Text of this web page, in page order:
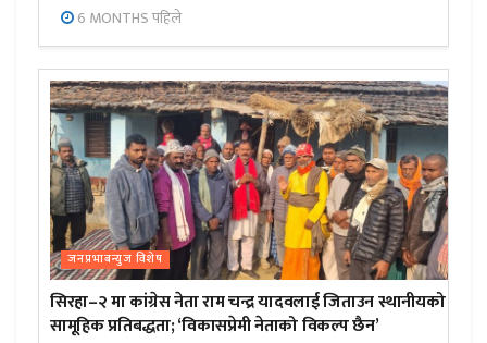
6 MONTHS पहिले
जनप्रभाबन्युज विशेष
सिरहा–२ मा कांग्रेस नेता राम चन्द्र यादवलाई जिताउन स्थानीयको
सामूहिक प्रतिबद्धता; ‘विकासप्रेमी नेताको विकल्प छैन’